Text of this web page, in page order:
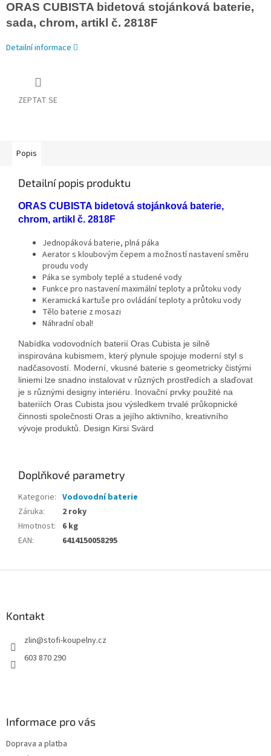
ORAS CUBISTA bidetová stojánková baterie,
sada, chrom, artikl č. 2818F
Detailní informace
ZEPTAT SE
Popis
Detailní popis produktu
ORAS CUBISTA bidetová stojánková baterie,
chrom, artikl č. 2818F
Jednopáková baterie, plná páka
Aerator s kloubovým čepem a možností nastavení směru
proudu vody
Páka se symboly teplé a studené vody
Funkce pro nastavení maximální teploty a průtoku vody
Keramická kartuše pro ovládání teploty a průtoku vody
Tělo baterie z mosazi
Náhradní obal!
Nabídka vodovodních baterií Oras Cubista je silně
inspirována kubismem, který plynule spojuje moderní styl s
nadčasovostí. Moderní, vkusné baterie s geometricky čistými
liniemi lze snadno instalovat v různých prostředích a slaďovat
je s různými designy interiéru. Inovační prvky použité na
bateriích Oras Cubista jsou výsledkem trvalé průkopnické
činnosti společnosti Oras a jejího aktivního, kreativního
vývoje produktů. Design Kirsi Svärd
Doplňkové parametry
Kategorie: Vodovodní baterie
Záruka:
2 roky
Hmotnost:
6 kg
EAN: 6414150058295
Kontakt
zlin@stofi-koupelny.cz
603 870 290
Informace pro vás
Doprava a platba